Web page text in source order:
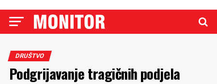
DRUŠTVO
Podgrijavanje tragičnih podjela